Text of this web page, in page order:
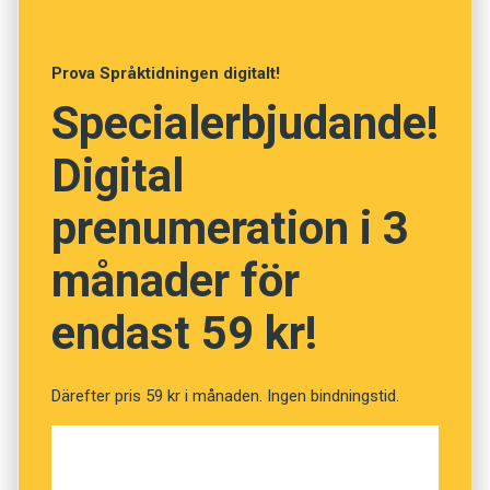
Illustration: Istockphoto
Vad betyder orden? (Kviss
Fråga1av 12
Irrigation
Tristess
Prova Språktidningen digitalt!
Specialerbjudande!
Digital
prenumeration i 3
månader för
endast 59 kr!
Därefter pris 59 kr i månaden. Ingen bindningstid.